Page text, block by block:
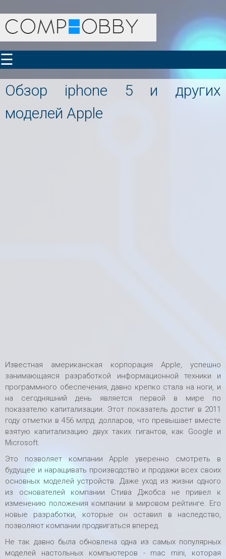
☰
Обзор iphone 5 и других
моделей Apple
Известная американская корпорация Apple, успешно
занимающаяся разработкой информационной техники и
программного обеспечения, давно крепко стала на ноги, и
на сегодняшний день является первой в мире по
показателю капитализации. Этот показатель достиг в 2011
году отметки в 456 млрд. долларов, что превышает вместе
взятую капитализацию двух таких гигантов, как Google и
Microsoft.
Это позволяет компании Apple уверенно смотреть в
будущее и наращивать производство и продажи всех своих
основных моделей устройств. Даже уход из жизни одного
из основателей компании Стива Джобса не привел к
изменению положения компании в мировом рейтинге. Его
новые разработки, которые он оставил в наследство,
позволяют компании продвигаться вперед.
Не так давно была обновлена одна из самых популярных
моделей настольных компьютеров - mac mini, которая